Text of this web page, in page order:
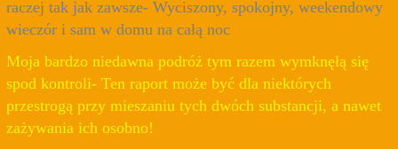
raczej tak jak zawsze- Wyciszony, spokojny, weekendowy
wieczór i sam w domu na całą noc
Moja bardzo niedawna podróż tym razem wymknęłą się
spod kontroli- Ten raport może być dla niektórych
przestrogą przy mieszaniu tych dwóch substancji, a nawet
zażywania ich osobno!